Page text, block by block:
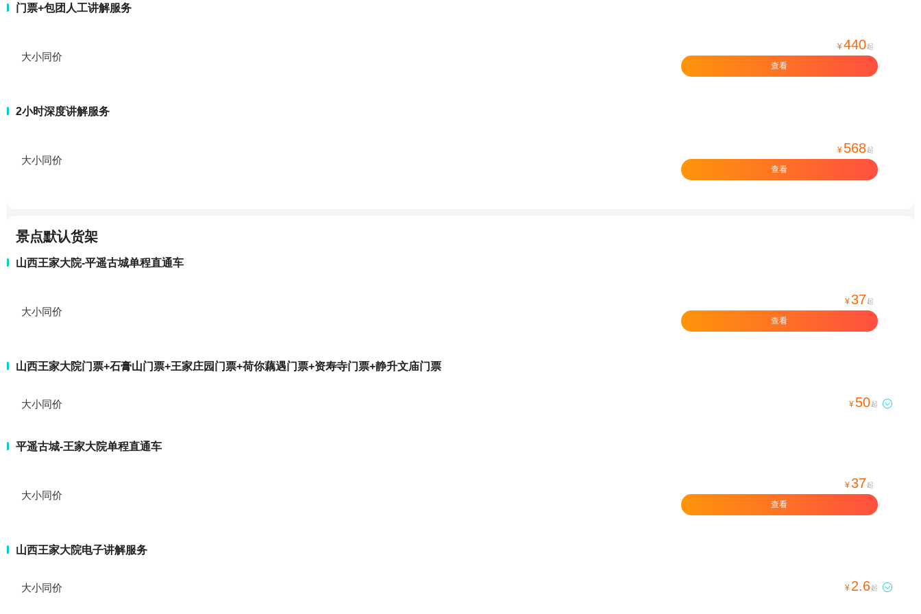
门票+包团人工讲解服务
大小同价
¥440 起
查看
2小时深度讲解服务
大小同价
¥ 568 起
查看
景点默认货架
山西王家大院-平遥古城单程直通车
大小同价
¥37 起
查看
山西王家大院门票+石膏山门票+王家庄园门票+荷你藕遇门票+资寿寺门票+静升文庙门票
大小同价 ¥ 50起 
平遥古城-王家大院单程直通车
大小同价
¥37 起
查看
山西王家大院电子讲解服务
大小同价 ¥ 2.6起 